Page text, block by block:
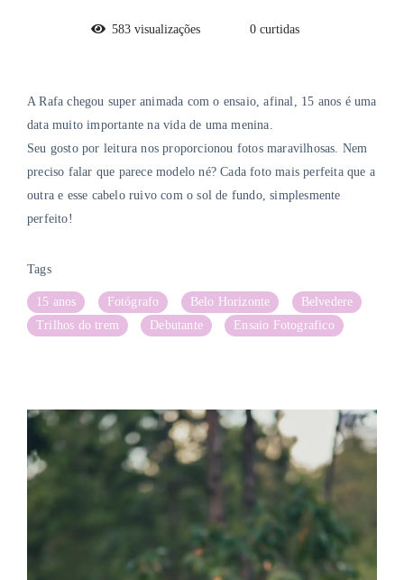
583 visualizações 0 curtidas
A Rafa chegou super animada com o ensaio, afinal, 15 anos é uma
data muito importante na vida de uma menina.
Seu gosto por leitura nos proporcionou fotos maravilhosas. Nem
preciso falar que parece modelo né? Cada foto mais perfeita que a
outra e esse cabelo ruivo com o sol de fundo, simplesmente
perfeito!
Tags
15 anos Fotógrafo Belo Horizonte
Belvedere
Trilhos do trem
Debutante Ensaio Fotografico